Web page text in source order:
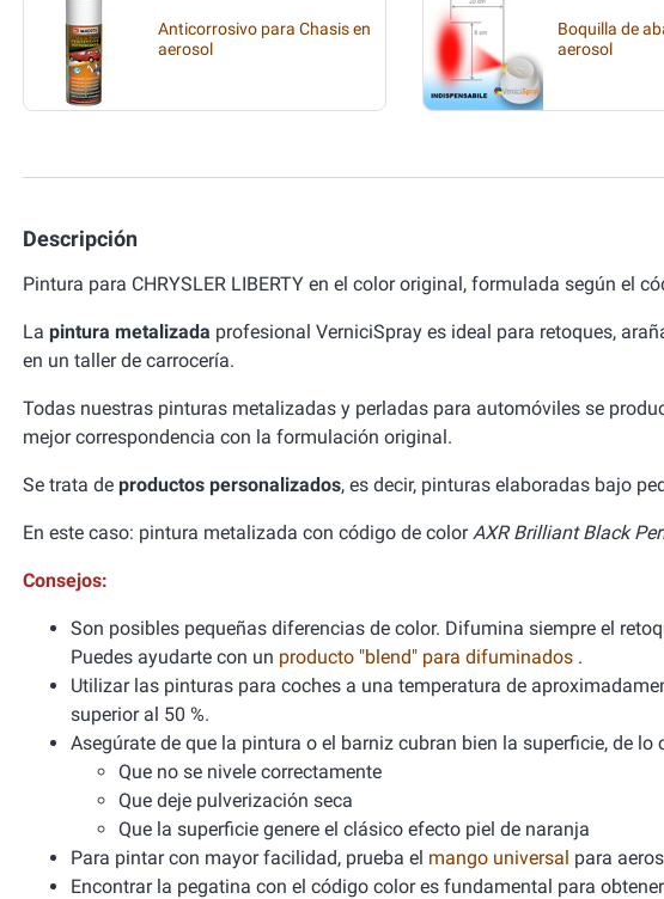
Anticorrosivo para Chasis en
aerosol
Boquilla de
aerosol
Descripción
Pintura para CHRYSLER LIBERTY en el color original, formulada según el
La pintura metalizada profesional VerniciSpray es ideal para retoques,
en un taller de carrocería.
Todas nuestras pinturas metalizadas y perladas para automóviles se
mejor correspondencia con la formulación original.
Se trata de productos personalizados, es decir, pinturas elaboradas bajo
En este caso: pintura metalizada con código de colorAXR Brilliant Black
Consejos:
Son posibles pequeñas diferencias de color. Difumina siempre el
Puedes ayudarte con un producto "blend" para difuminados .
Utilizar las pinturas para coches a una temperatura de
superior al 50 %.
Asegúrate de que la pintura o el barniz cubran bien la superficie, de lo
Que no se nivele correctamente
Que deje pulverización seca
Que la superficie genere el clásico efecto piel de naranja
Para pintar con mayor facilidad, prueba el mango universal para
Encontrar la pegatina con el código color es fundamental para